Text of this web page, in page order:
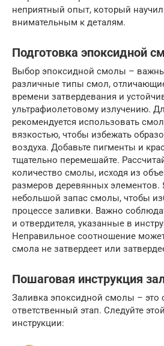
неприятный опыт, который
внимательным к деталям.
Подготовка эпоксидной
Выбор эпоксидной смолы –
различные типы смол,
времени затвердевания и
ультрафиолетовому излучению.
рекомендуется использовать
вязкостью, чтобы избежать
воздуха. Добавьте пигменты и
тщательно перемешайте.
количество смолы, исходя из
размеров деревянных элементов.
небольшой запас смолы, чтобы
процессе заливки. Важно
и отвердителя, указанные в
Неправильное соотношение
смола не затвердеет или
Пошаговая инструкция
Заливка эпоксидной смолы – это
ответственный этап. Следуйте
инструкции: